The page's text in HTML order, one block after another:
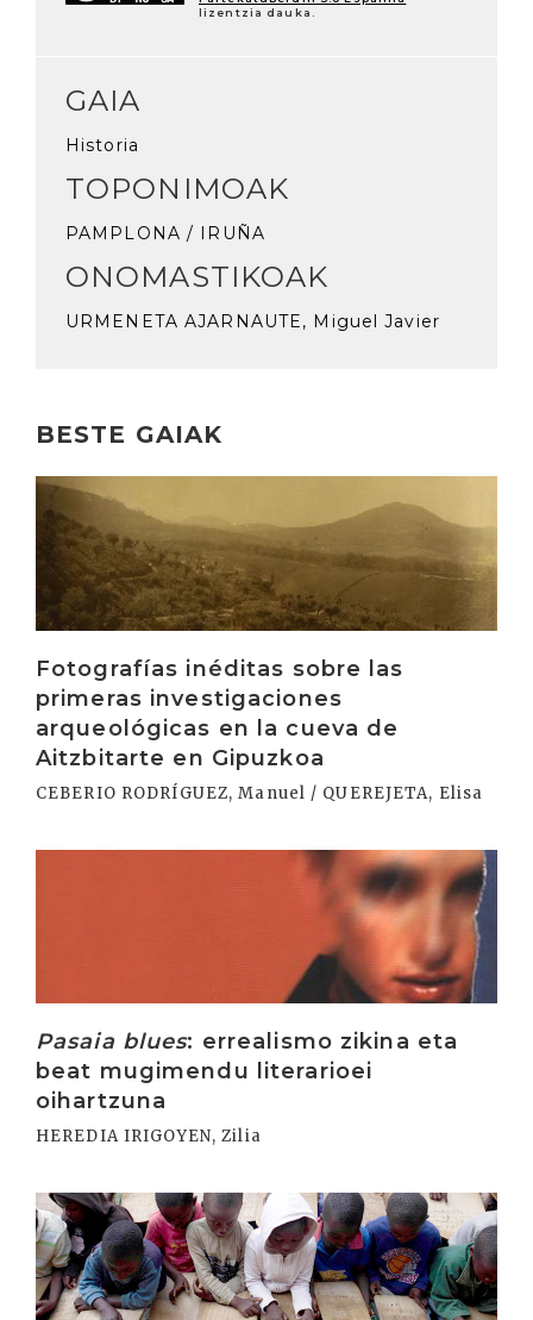
lizentzia dauka.
GAIA
Historia
TOPONIMOAK
PAMPLONA / IRUÑA
ONOMASTIKOAK
URMENETA AJARNAUTE, Miguel Javier
BESTE GAIAK
Fotografías inéditas sobre las
primeras investigaciones
arqueológicas en la cueva de
Aitzbitarte en Gipuzkoa
CEBERIO RODRÍGUEZ, Manuel / QUEREJETA, Elisa
Irakurri
Pasaia blues: errealismo zikina eta
beat mugimendu literarioei
oihartzuna
HEREDIA IRIGOYEN, Zilia
Irakurri